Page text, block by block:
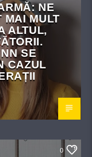
NE
MAI MULT
ALTUL,
SE
CAZUL
0